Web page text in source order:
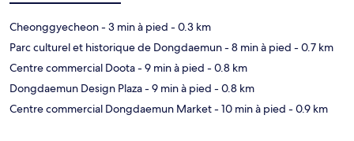
Cheonggyecheon- 3 min à pied - 0.3 km
Parc culturel et historique de Dongdaemun- 8 min à pied - 0.7 km
Centre commercial Doota- 9 min à pied - 0.8 km
Dongdaemun Design Plaza- 9 min à pied - 0.8 km
Centre commercial Dongdaemun Market- 10 min à pied - 0.9 km